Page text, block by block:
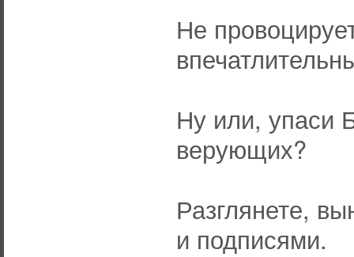
Не
Ну или, упаси
верующих?
Разглянете,
и подписями.